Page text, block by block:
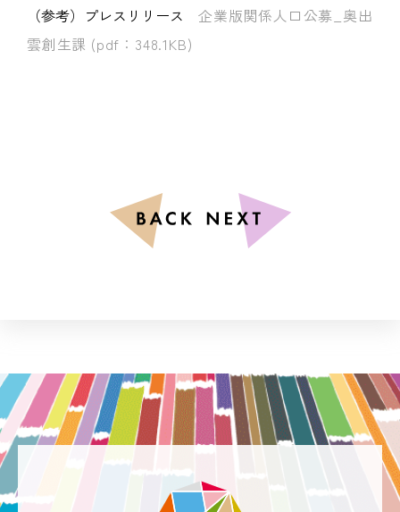
（参考）プレスリリース 企業版関係人口公募_奥出
雲創生課 (pdf：348.1KB)